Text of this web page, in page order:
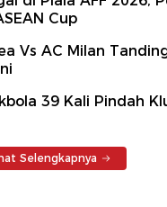
Cup
Vs AC Milan
39 Kali Pindah
Selengkapnya